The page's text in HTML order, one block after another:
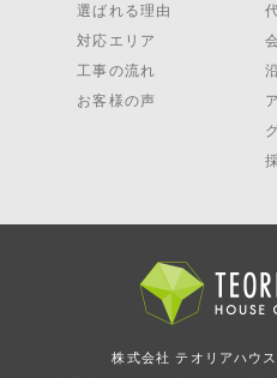
選ばれる理由
対応エリア
工事の流れ
お客様の声
株式会社 テオリアハウ